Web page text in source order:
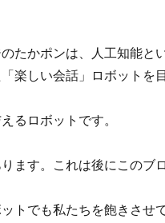
たかポンは、人工知能と
楽しい会話」ロボットを
るロボットです。
ます。これは後にこのブ
トでも私たちを飽きさせ